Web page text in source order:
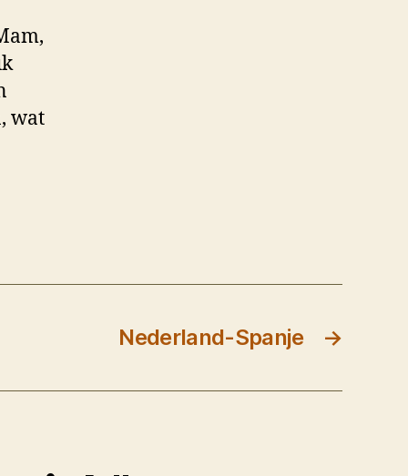
wat
→
Nederland-Spanje